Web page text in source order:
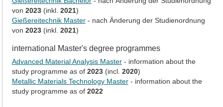
von 2023(inkl. 2021)
Gießereitechnik Master- nach Änderung der Studienordnung
von 2023(inkl. 2021)
international Master's degree programmes
Advanced Material Analysis Master- information about the
study programme as of 2023(incl. 2020)
Metallic Materials Technology Master- information about the
study programme as of 2022